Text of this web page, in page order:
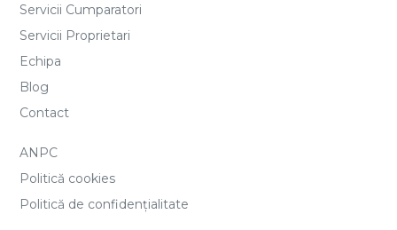
Servicii Cumparatori
Servicii Proprietari
Echipa
Blog
Contact
ANPC
Politică cookies
Politică de confidențialitate